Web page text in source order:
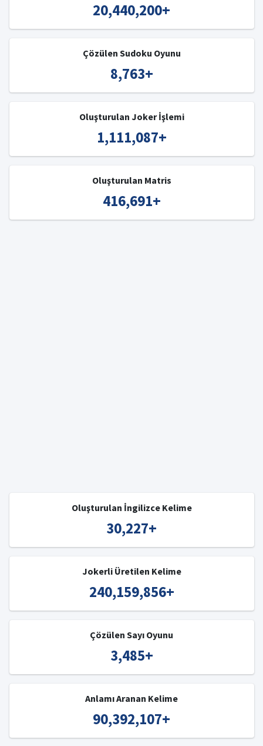
20,440,200+
Çözülen Sudoku Oyunu
8,763+
Oluşturulan Joker İşlemi
1,111,087+
Oluşturulan Matris
416,691+
Oluşturulan İngilizce Kelime
30,227+
Jokerli Üretilen Kelime
240,159,856+
Çözülen Sayı Oyunu
3,485+
Anlamı Aranan Kelime
90,392,107+